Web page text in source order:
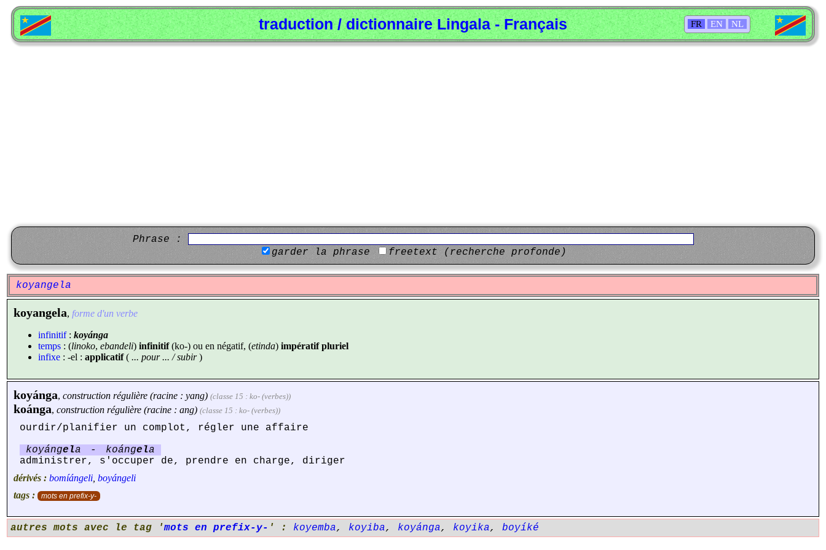
FR EN NL
traduction / dictionnaire Lingala - Français
Phrase :
garder la phrase
freetext (recherche profonde)
koyangela
koyangela, forme d'un verbe
infinitif: koyánga
temps : (linoko, ebandeli) infinitif(ko-) ou en négatif, (etinda) impératif pluriel
infixe : -el : applicatif( ... pour ... / subir)
koyánga, construction régulière (racine : yang) (classe 15 : ko- (verbes))
koánga, construction régulière (racine : ang) (classe 15 : ko- (verbes))
ourdir/planifier un complot, régler une affaire
koyángela - koángela
administrer, s'occuper de, prendre en charge, diriger
dérivés : bomíángeli boyángeli
tags :
mots en prefix-y-
autres mots avec le tag 'mots en prefix-y- ' : koyemba, koyiba, koyánga, koyika, boyíké